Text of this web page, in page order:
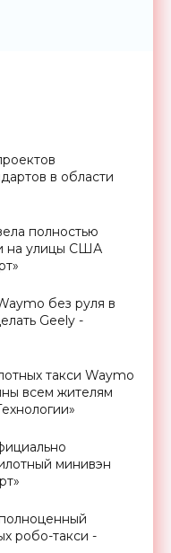
в области
полностью
на улицы США
без руля в
Geely -
такси Waymo
всем жителям
минивэн
робо-такси -